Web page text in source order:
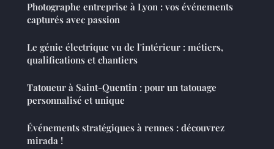
Photographe entreprise à Lyon : vos événements
capturés avec passion
Le génie électrique vu de l'intérieur : métiers,
qualifications et chantiers
Tatoueur à Saint-Quentin : pour un tatouage
personnalisé et unique
Événements stratégiques à rennes : découvrez
mirada !